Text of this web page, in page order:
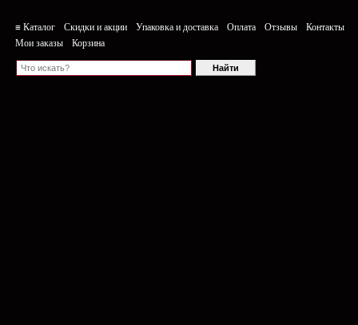
≡ Каталог Скидки и акции Упаковка и доставка Оплата Отзывы
Контакты
Мои заказы
Корзина